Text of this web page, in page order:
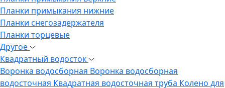
Планки примыкания нижние
Планки снегозадержателя
Планки торцевые
Другое
Квадратный водосток
Воронка водосборная Воронка водосборная
водосточная Квадратная водосточная труба Колено для